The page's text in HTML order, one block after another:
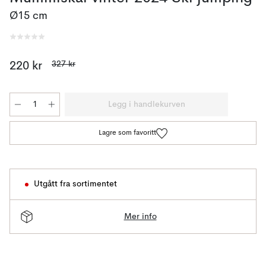
Ø15 cm
220 kr 327 kr
Legg i handlekurven
Lagre som favoritt
Utgått fra sortimentet
Mer info